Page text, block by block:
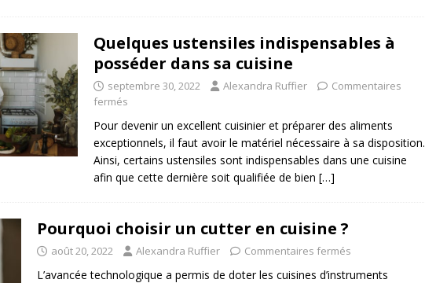
Quelques ustensiles indispensables à
posséder dans sa cuisine
septembre 30, 2022 Alexandra Ruffier
Commentaires
fermés
Pour devenir un excellent cuisinier et préparer des aliments
exceptionnels, il faut avoir le matériel nécessaire à sa disposition.
Ainsi, certains ustensiles sont indispensables dans une cuisine
afin que cette dernière soit qualifiée de bien […]
Pourquoi choisir un cutter en cuisine ?
août 20, 2022 Alexandra Ruffier Commentaires fermés
L’avancée technologique a permis de doter les cuisines d’instruments